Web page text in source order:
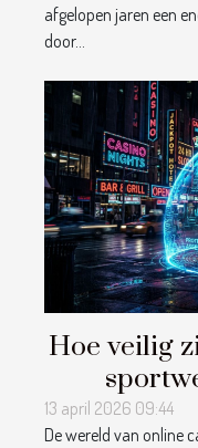
afgelopen jaren een
door...
Hoe veilig
13 april 2026 09:44
De wereld van online